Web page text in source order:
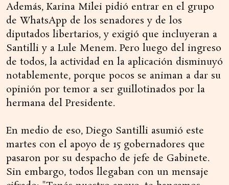
Además, Karina Milei pidió entrar en el grupo
de WhatsApp de los senadores y de los
diputados libertarios, y exigió que incluyeran a
Santilli y a Lule Menem. Pero luego del ingreso
de todos, la actividad en la aplicación disminuyó
notablemente, porque pocos se animan a dar su
opinión por temor a ser guillotinados por la
hermana del Presidente.
En medio de eso, Diego Santilli asumió este
martes con el apoyo de 15 gobernadores que
pasaron por su despacho de jefe de Gabinete.
Sin embargo, todos llegaban con un mensaje